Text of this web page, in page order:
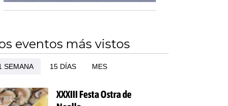
eventos más vistos
SEMANA 15 DÍAS MES
XXXIII Festa Ostra de